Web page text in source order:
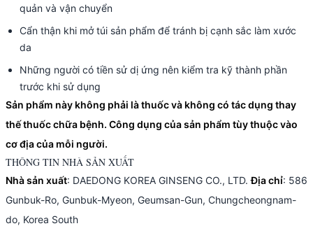
quản và vận chuyển
Cẩn thận khi mở túi sản phẩm để tránh bị cạnh sắc làm xước
da
Những người có tiền sử dị ứng nên kiểm tra kỹ thành phần
trước khi sử dụng
Sản phẩm này không phải là thuốc và không có tác dụng thay
thế thuốc chữa bệnh. Công dụng của sản phẩm tùy thuộc vào
cơ địa của mỗi người.
THÔNG TIN NHÀ SẢN XUẤT
Nhà sản xuất: DAEDONG KOREA GINSENG CO., LTD.Địa chỉ: 586
Gunbuk-Ro, Gunbuk-Myeon, Geumsan-Gun, Chungcheongnam-
do, Korea South